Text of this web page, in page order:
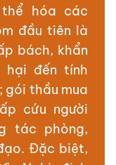
hóa các
đầu tiên là
bách, khẩn
hại đến tính
gói thầu mua
cứu người
tác phòng,
Đặc biệt,